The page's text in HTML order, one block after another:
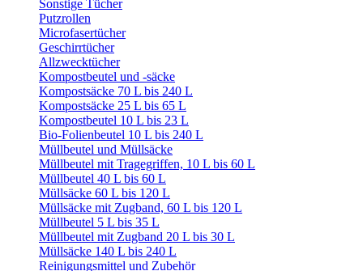
Sonstige Tücher
Putzrollen
Microfasertücher
Geschirrtücher
Allzwecktücher
Kompostbeutel und -säcke
Kompostsäcke 70 L bis 240 L
Kompostsäcke 25 L bis 65 L
Kompostbeutel 10 L bis 23 L
Bio-Folienbeutel 10 L bis 240 L
Müllbeutel und Müllsäcke
Müllbeutel mit Tragegriffen, 10 L bis 60 L
Müllbeutel 40 L bis 60 L
Müllsäcke 60 L bis 120 L
Müllsäcke mit Zugband, 60 L bis 120 L
Müllbeutel 5 L bis 35 L
Müllbeutel mit Zugband 20 L bis 30 L
Müllsäcke 140 L bis 240 L
Reinigungsmittel und Zubehör